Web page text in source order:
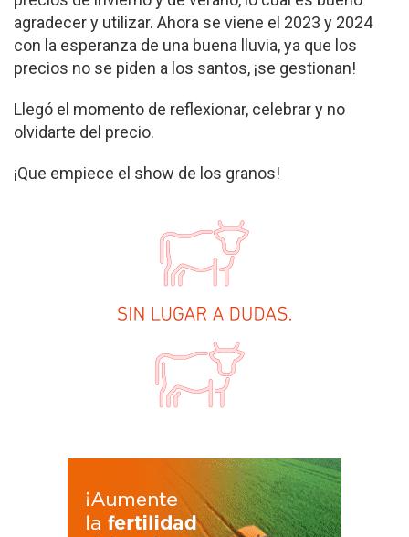
agradecer y utilizar. Ahora se viene el 2023 y 2024
con la esperanza de una buena lluvia, ya que los
precios no se piden a los santos, ¡se gestionan!
Llegó el momento de reflexionar, celebrar y no
olvidarte del precio.
¡Que empiece el show de los granos!